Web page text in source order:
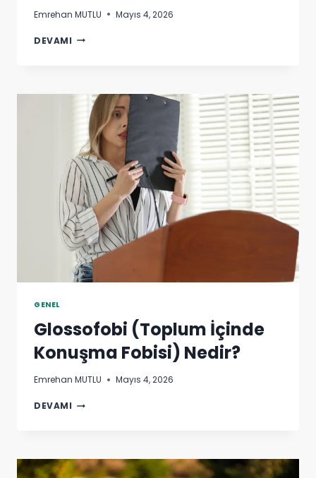
Emrehan MUTLU Mayıs 4, 2026
DEVAMI KALABALIĞIN
GENEL
Glossofobi (Toplum İçinde
Konuşma Fobisi) Nedir?
Emrehan MUTLU Mayıs 4, 2026
DEVAMI GLOSSOFOBI
FOBISI)
NEDIR?